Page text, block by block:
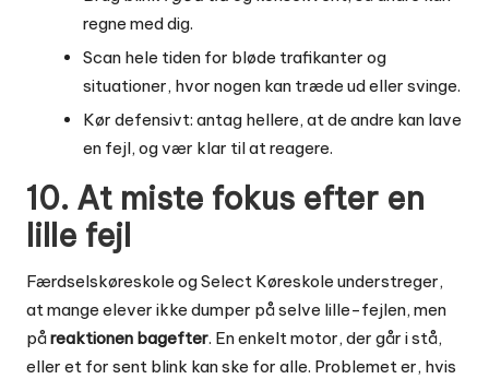
regne med dig.
Scan hele tiden for bløde trafikanter og
situationer, hvor nogen kan træde ud eller svinge.
Kør defensivt: antag hellere, at de andre kan lave
en fejl, og vær klar til at reagere.
10. At miste fokus efter en
lille fejl
Færdselskøreskole og Select Køreskole understreger,
at mange elever ikke dumper på selve lille-fejlen, men
påreaktionen bagefter. En enkelt motor, der går i stå,
eller et for sent blink kan ske for alle. Problemet er, hvis